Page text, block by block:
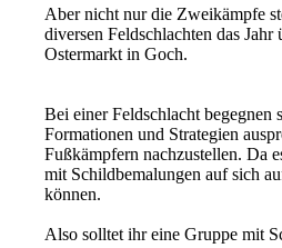
Aber nicht nur die Zweikämpfe
diversen Feldschlachten das
Ostermarkt in Goch.
Bei einer Feldschlacht
Formationen und Strategien
Fußkämpfern nachzustellen. Da
mit Schildbemalungen auf sich
können.
Also solltet ihr eine Gruppe mit